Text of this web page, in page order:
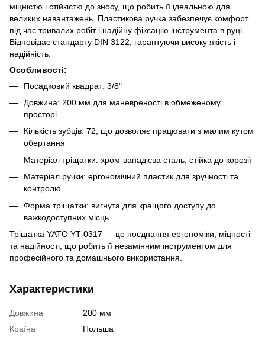
міцністю і стійкістю до зносу, що робить її ідеальною для
великих навантажень. Пластикова ручка забезпечує комфорт
під час тривалих робіт і надійну фіксацію інструмента в руці.
Відповідає стандарту DIN 3122, гарантуючи високу якість і
надійність.
Особливості:
Посадковий квадрат: 3/8"
Довжина: 200 мм для маневреності в обмеженому
просторі
Кількість зубців: 72, що дозволяє працювати з малим кутом
обертання
Матеріал тріщатки: хром-ванадієва сталь, стійка до корозії
Матеріал ручки: ергономічний пластик для зручності та
контролю
Форма тріщатки: вигнута для кращого доступу до
важкодоступних місць
Тріщатка YATO YT-0317 — це поєднання ергономіки, міцності
та надійності, що робить її незамінним інструментом для
професійного та домашнього використання.
Характеристики
Довжина
200 мм
Країна
Польша